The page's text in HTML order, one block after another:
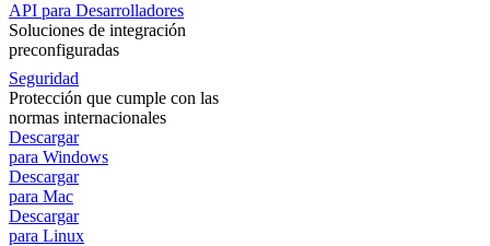
API para Desarrolladores
Soluciones de integración
preconfiguradas
Seguridad
Protección que cumple con las
normas internacionales
Descargar
para Windows
Descargar
para Mac
Descargar
para Linux